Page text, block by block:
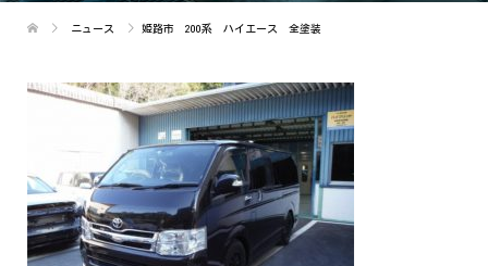
ニュース 姫路市 200系 ハイエース 全塗装